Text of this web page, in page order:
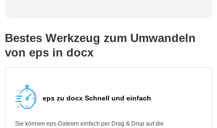
Bestes Werkzeug zum Umwandeln
von eps in docx
eps zu docx Schnell und einfach
Sie können eps-Dateien einfach per Drag & Drop auf die